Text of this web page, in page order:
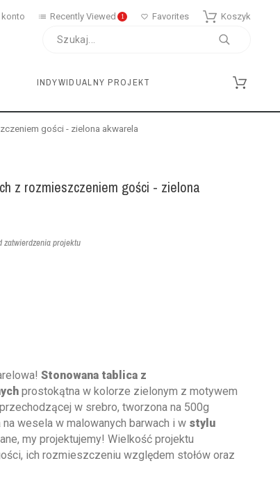
konto Recently Viewed 1 Favorites Koszyk
INDYWIDUALNY PROJEKT
gości - zielona akwarela
z rozmieszczeniem gości - zielona
zatwierdzenia projektu
Stonowana tablica z
prostokątna w kolorze zielonym z motywem
w srebro, tworzona na 500g
na wesela w malowanych barwach i w stylu
my projektujemy! Wielkość projektu
ich rozmieszczeniu względem stołów oraz